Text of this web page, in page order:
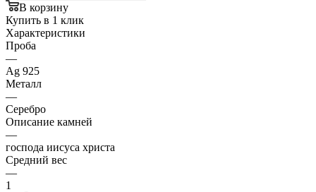
В корзину
Купить в 1 клик
Характеристики
Проба
—
Ag 925
Металл
—
Серебро
Описание камней
—
господа иисуса христа
Средний вес
—
1